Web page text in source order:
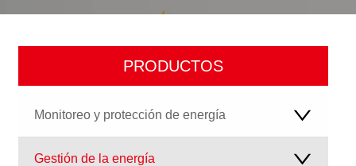
PRODUCTOS
Monitoreo y protección de energía
Gestión de la energía